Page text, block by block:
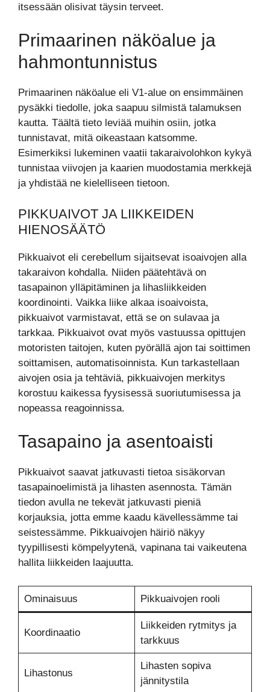
itsessään olisivat täysin terveet.
Primaarinen näköalue ja
hahmontunnistus
Primaarinen näköalue eli V1-alue on ensimmäinen
pysäkki tiedolle, joka saapuu silmistä talamuksen
kautta. Täältä tieto leviää muihin osiin, jotka
tunnistavat, mitä oikeastaan katsomme.
Esimerkiksi lukeminen vaatii takaraivolohkon kykyä
tunnistaa viivojen ja kaarien muodostamia merkkejä
ja yhdistää ne kielelliseen tietoon.
PIKKUAIVOT JA LIIKKEIDEN
HIENOSÄÄTÖ
Pikkuaivot eli cerebellum sijaitsevat isoaivojen alla
takaraivon kohdalla. Niiden päätehtävä on
tasapainon ylläpitäminen ja lihasliikkeiden
koordinointi. Vaikka liike alkaa isoaivoista,
pikkuaivot varmistavat, että se on sulavaa ja
tarkkaa. Pikkuaivot ovat myös vastuussa opittujen
motoristen taitojen, kuten pyörällä ajon tai soittimen
soittamisen, automatisoinnista. Kun tarkastellaan
aivojen osia ja tehtäviä, pikkuaivojen merkitys
korostuu kaikessa fyysisessä suoriutumisessa ja
nopeassa reagoinnissa.
Tasapaino ja asentoaisti
Pikkuaivot saavat jatkuvasti tietoa sisäkorvan
tasapainoelimistä ja lihasten asennosta. Tämän
tiedon avulla ne tekevät jatkuvasti pieniä
korjauksia, jotta emme kaadu kävellessämme tai
seistessämme. Pikkuaivojen häiriö näkyy
tyypillisesti kömpelyytenä, vapinana tai vaikeutena
hallita liikkeiden laajuutta.
Ominaisuus Pikkuaivojen rooli
Koordinaatio
Liikkeiden rytmitys ja
tarkkuus
Lihastonus
Lihasten sopiva
jännitystila